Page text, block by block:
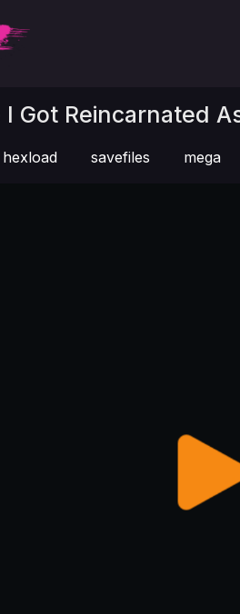
I Got Reincarnated
hexload savefiles mega